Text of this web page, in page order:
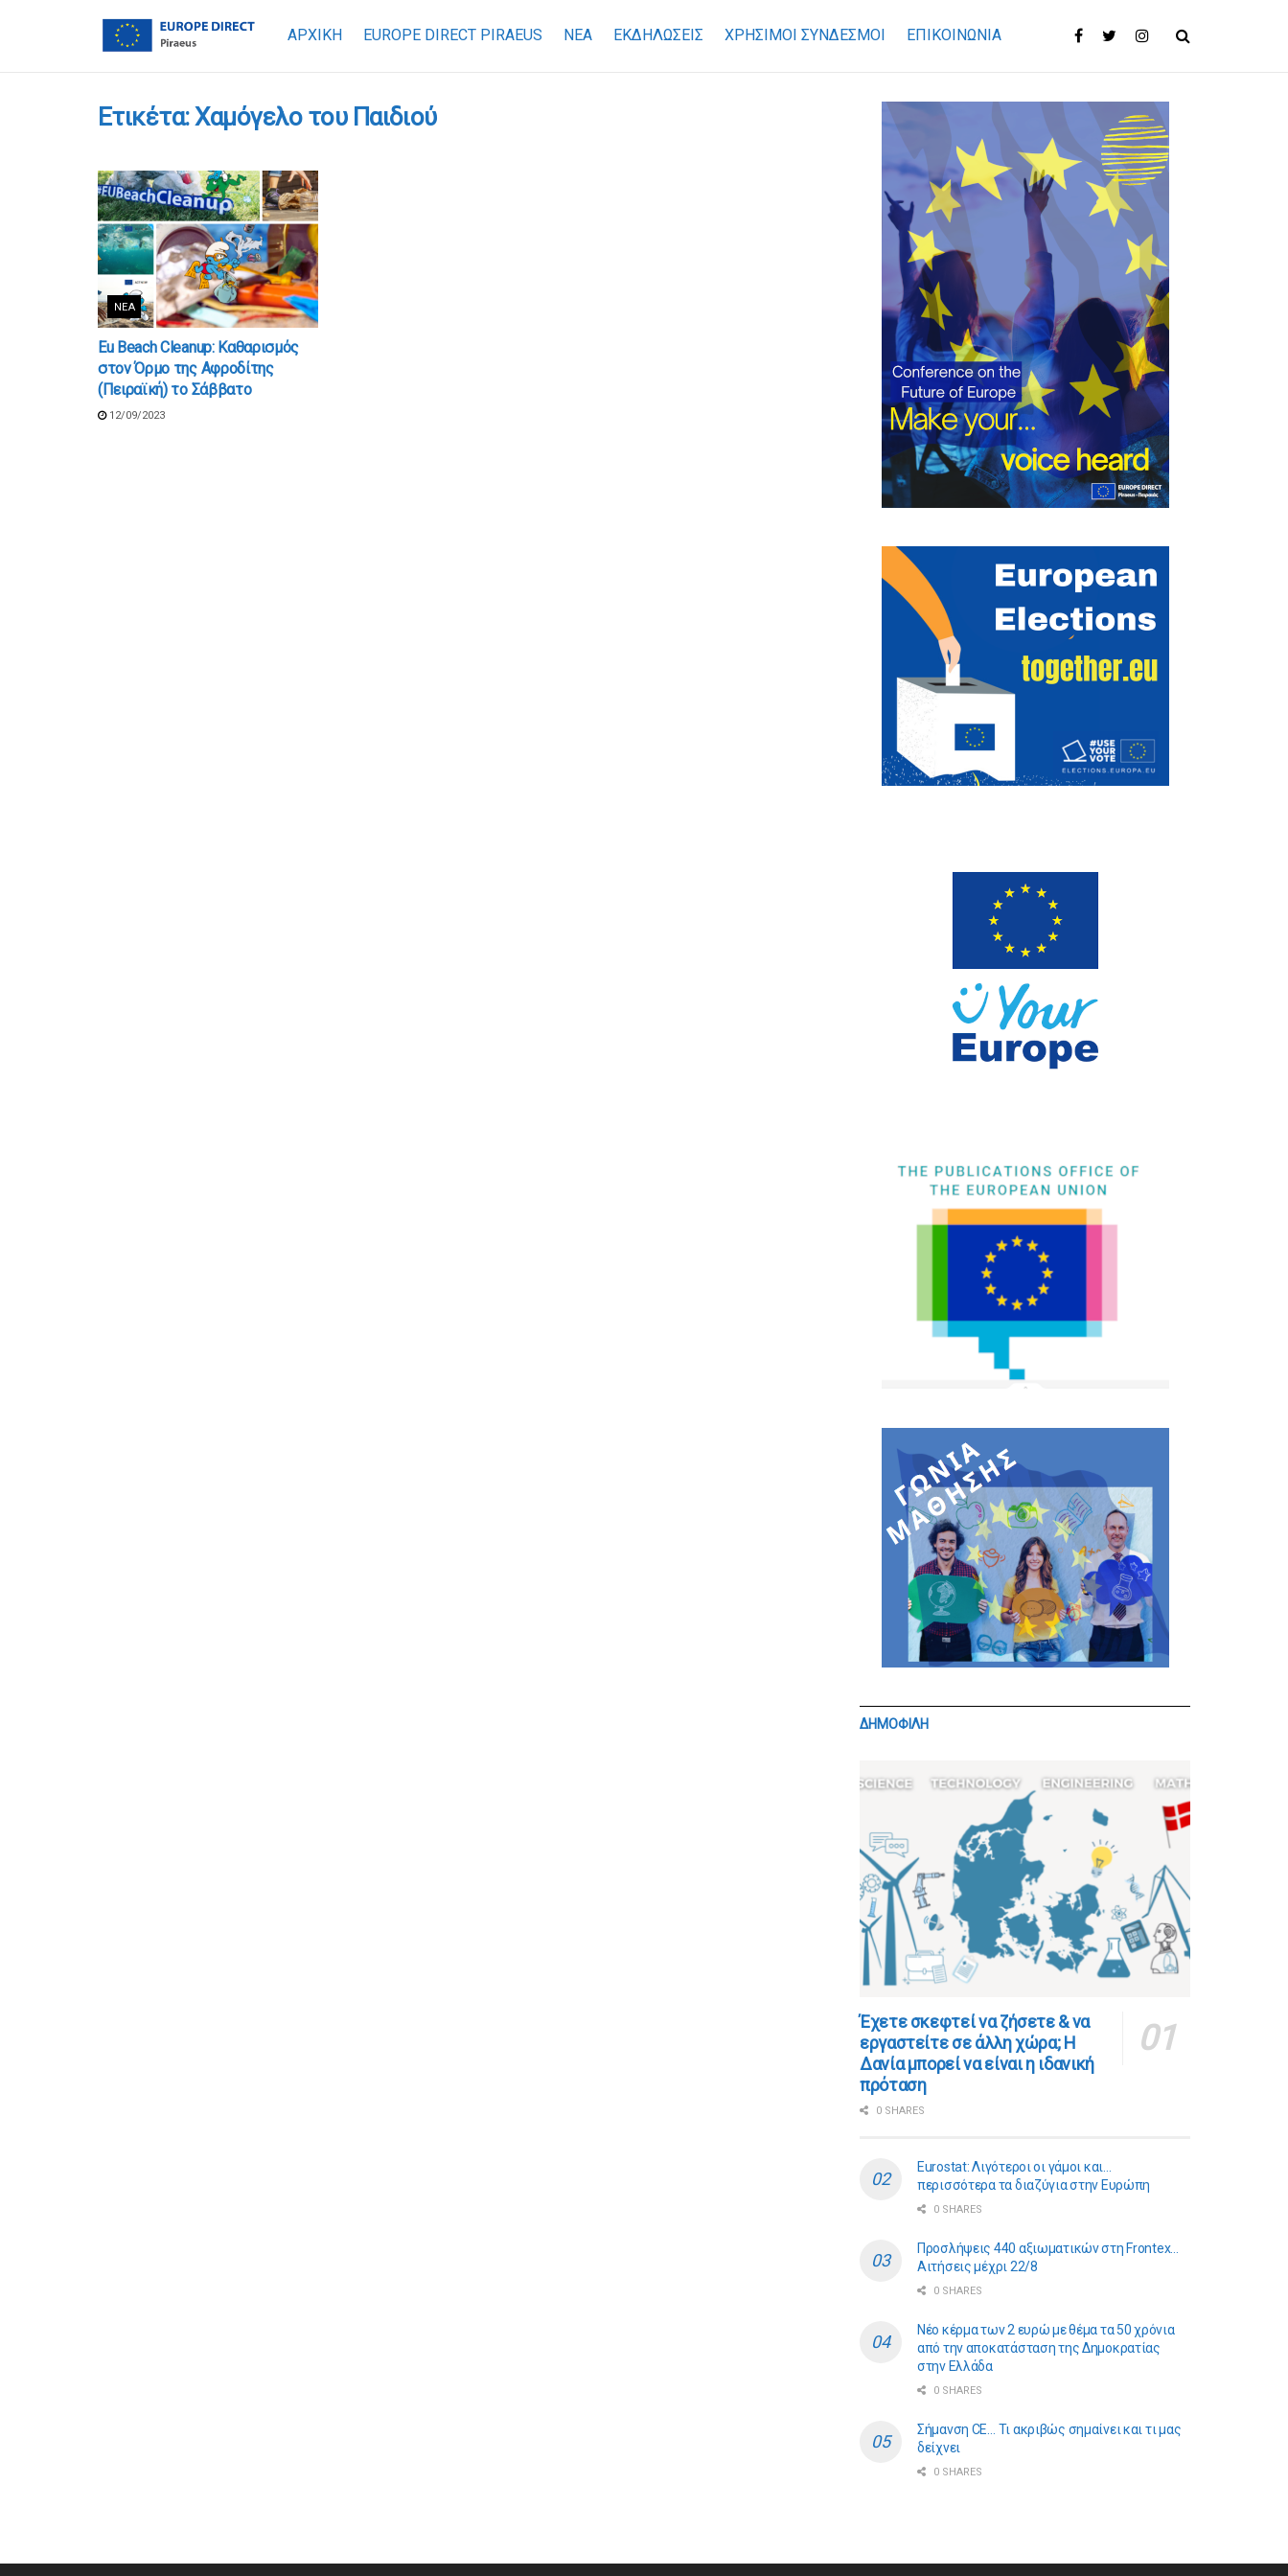
ΑΡΧΙΚΗ EUROPE DIRECT PIRAEUS ΝΕΑ ΕΚΔΗΛΩΣΕΙΣ ΧΡΉΣΙΜΟΙ ΣΎΝΔΕΣΜΟΙ ΕΠΙΚΟΙΝΩΝΊΑ
Ετικέτα:Χαμόγελο του Παιδιού
ΝΈΑ
Eu Beach Cleanup: Καθαρισμός
στον Όρμο της Αφροδίτης
(Πειραϊκή) το Σάββατο
12/09/2023
ΔΗΜΟΦΙΛΗ
​​Έχετε σκεφτεί να ζήσετε & να
εργαστείτε σε άλλη χώρα; Η
Δανία μπορεί να είναι η ιδανική
πρόταση
0 SHARES
Eurostat: Λιγότεροι οι γάμοι και…
περισσότερα τα διαζύγια στην Ευρώπη
0 SHARES
Προσλήψεις 440 αξιωματικών στη Frontex…
Αιτήσεις μέχρι 22/8
0 SHARES
Νέο κέρμα των 2 ευρώ με θέμα τα 50 χρόνια
από την αποκατάσταση της Δημοκρατίας
στην Ελλάδα
0 SHARES
Σήμανση CE… Τι ακριβώς σημαίνει και τι μας
δείχνει
0 SHARES